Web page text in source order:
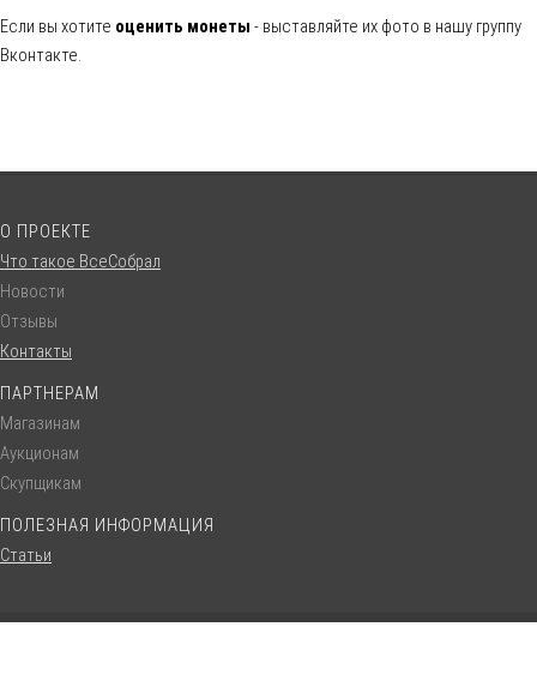
Если вы хотите оценить монеты - выставляйте их фото в нашу группу
Вконтакте.
О ПРОЕКТЕ
Что такое ВсеСобрал
Новости
Отзывы
Контакты
ПАРТНЕРАМ
Магазинам
Аукционам
Скупщикам
ПОЛЕЗНАЯ ИНФОРМАЦИЯ
Статьи